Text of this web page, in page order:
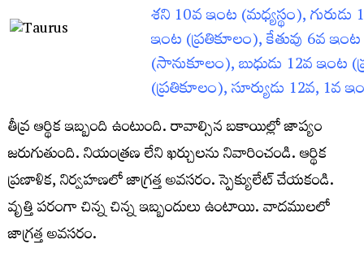
శని 10వ ఇంట (మధ్యస్థం),
ఇంట (ప్రతికూలం), కేతువు 6వ
(సానుకూలం), బుధుడు 12వ ఇంట
(ప్రతికూలం), సూర్యుడు 12వ, 1వ
తీవ్ర ఆర్థిక ఇబ్బంది ఉంటుంది. రావాల్సిన బకాయిల్లో జాప్యం
జరుగుతుంది. నియంత్రణ లేని ఖర్చులను నివారించండి. ఆర్థిక
ప్రణాళిక, నిర్వహణలో జాగ్రత్త అవసరం. స్పెక్యులేట్‌ చేయకండి.
వృత్తి పరంగా చిన్న చిన్న ఇబ్బందులు ఉంటాయి. వాదములలో
జాగ్రత్త అవసరం.